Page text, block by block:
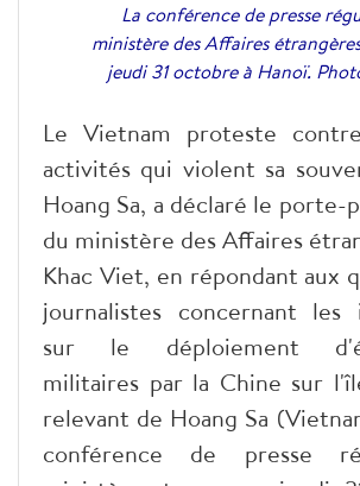
La conférence de presse
ministère des Affaires
jeudi 31 octobre à Hanoï.
Le Vietnam proteste
activités qui violent sa
Hoang Sa, a déclaré le porte-
du ministère des Affaires
Khac Viet, en répondant aux
journalistes concernant les
sur le déploiement
militaires par la Chine sur
relevant de Hoang Sa
conférence de presse